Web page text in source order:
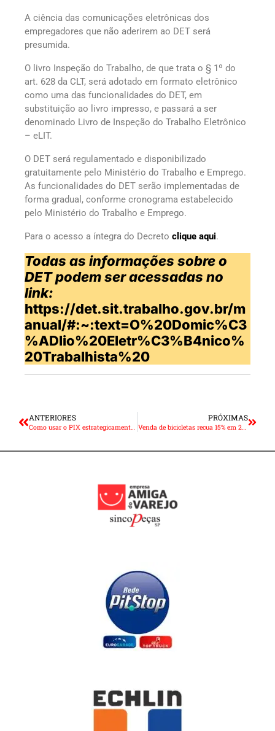
A ciência das comunicações eletrônicas dos
empregadores que não aderirem ao DET será
presumida.
O livro Inspeção do Trabalho, de que trata o § 1º do
art. 628 da CLT, será adotado em formato eletrônico
como uma das funcionalidades do DET, em
substituição ao livro impresso, e passará a ser
denominado Livro de Inspeção do Trabalho Eletrônico
– eLIT.
O DET será regulamentado e disponibilizado
gratuitamente pelo Ministério do Trabalho e Emprego.
As funcionalidades do DET serão implementadas de
forma gradual, conforme cronograma estabelecido
pelo Ministério do Trabalho e Emprego.
Para o acesso a íntegra do Decreto clique aqui.
Todas as informações sobre o
DET podem ser acessadas no
link:
https://det.sit.trabalho.gov.br/m
anual/#:~:text=O%20Domic%C3
%ADlio%20Eletr%C3%B4nico%
20Trabalhista%20
ANTERIORES
Como usar o PIX estrategicamente nas operações da empresa
PRÓXIMAS
Venda de bicicletas recua 15% em 2023, mas expectativa para 2024 é positiva